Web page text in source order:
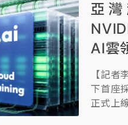
元，聯
高至
亞
AI雲
【記
下首座
正式上